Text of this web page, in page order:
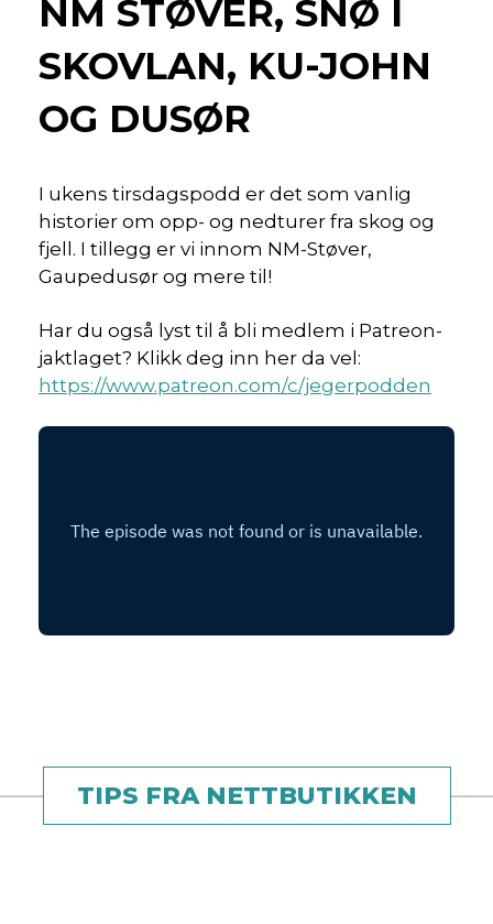
NM STØVER, SNØ I
SKOVLAN, KU-JOHN
OG DUSØR
I ukens tirsdagspodd er det som vanlig
historier om opp- og nedturer fra skog og
fjell. I tillegg er vi innom NM-Støver,
Gaupedusør og mere til!
Har du også lyst til å bli medlem i Patreon-
jaktlaget? Klikk deg inn her da vel:
https://www.patreon.com/c/jegerpodden
TIPS FRA NETTBUTIKKEN